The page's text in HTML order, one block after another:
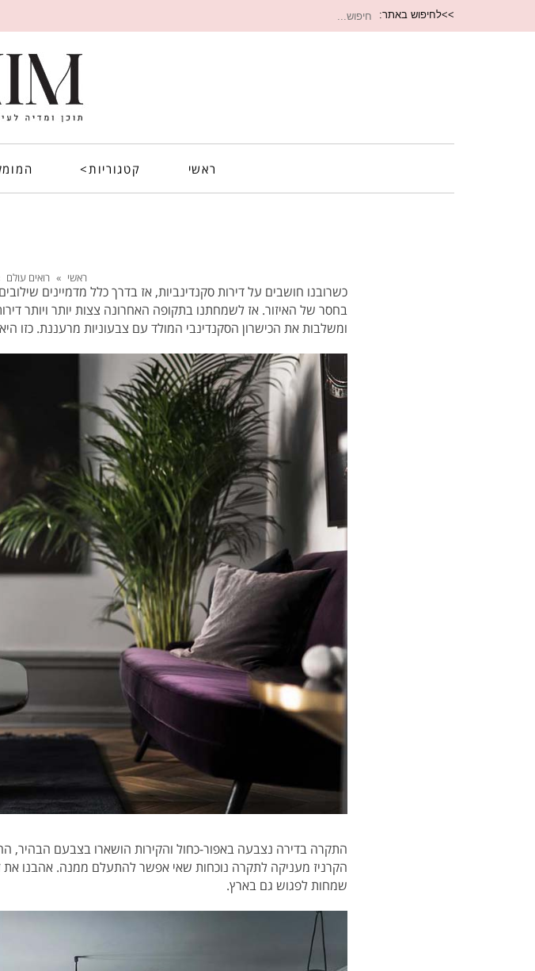
>>לחיפוש באתר: חיפוש
ראשי קטגוריות>
ראשי » רואים עולם
כשרובנו חושבים על דירות סקנדינביות, אז בדרך כלל מדמיינים
בחסר של האיזור. אז לשמחתנו בתקופה האחרונה צצות יותר ויותר
ומשלבות את הכישרון הסקנדינבי המולד עם צבעוניות מרעננת.
התקרה בדירה נצבעה באפור-כחול והקירות הושארו בצבעם הבהיר,
הקרניז מעניקה לתקרה נוכחות שאי אפשר להתעלם ממנה. אהבנו
שמחות לפגוש גם בארץ.